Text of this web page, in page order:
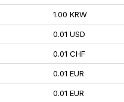
1.00 KRW
0.01 USD
0.01 CHF
0.01 EUR
0.01 EUR